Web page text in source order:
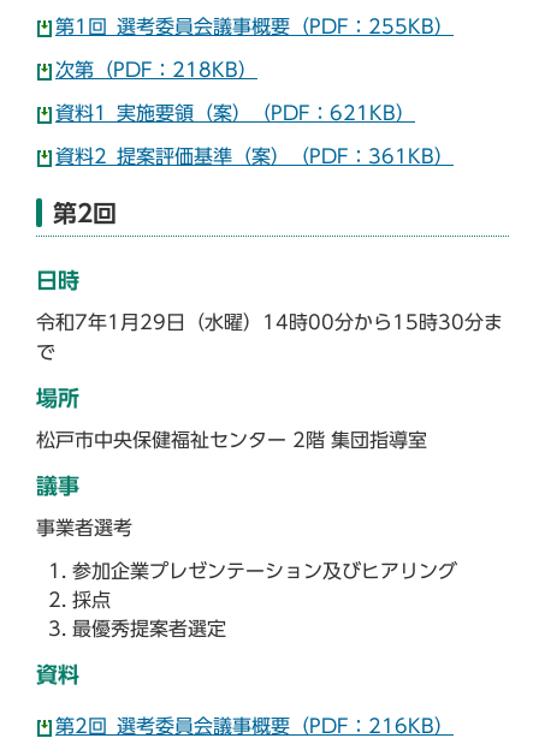
第1回_選考委員会議事概要（PDF：255KB）
次第（PDF：218KB）
資料1_実施要領（案）（PDF：621KB）
資料2_提案評価基準（案）（PDF：361KB）
第2回
日時
令和7年1月29日（水曜）14時00分から15時30分ま
で
場所
松戸市中央保健福祉センター 2階 集団指導室
議事
事業者選考
参加企業プレゼンテーション及びヒアリング
採点
最優秀提案者選定
資料
第2回_選考委員会議事概要（PDF：216KB）